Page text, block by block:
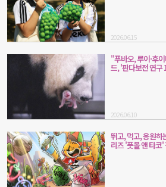
2026.06.15
"푸바오, 루이·후
드, '판다보전 연구
2026.06.10
뛰고, 먹고, 응원하
리즈 '풋볼 앤 타코'